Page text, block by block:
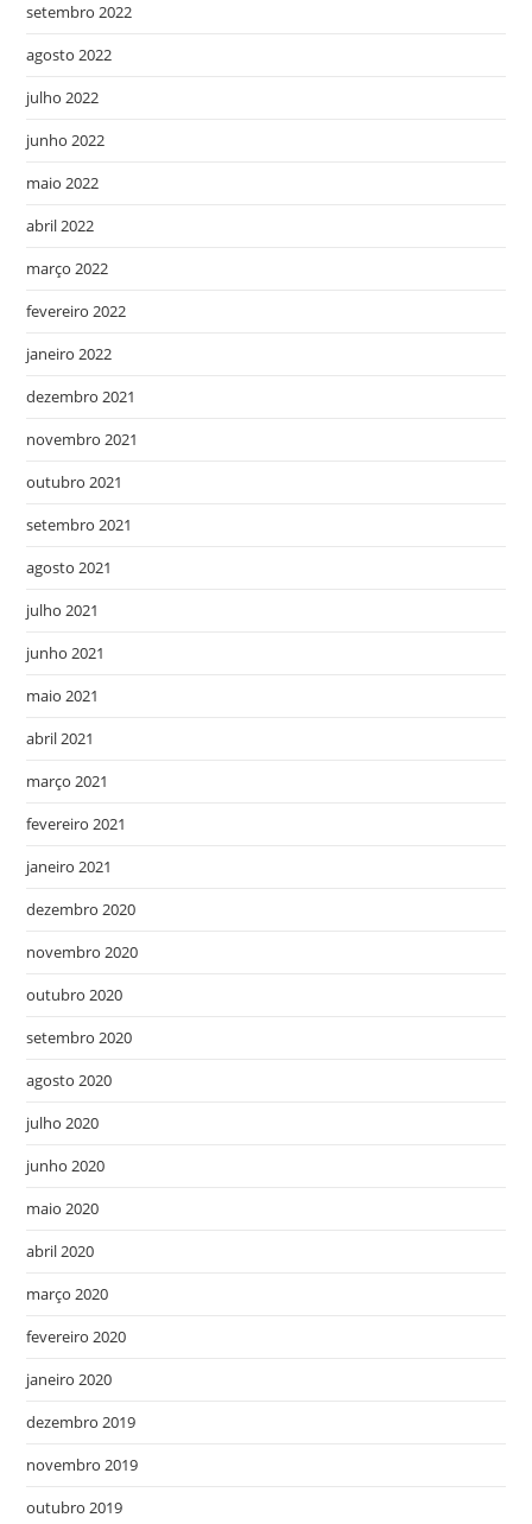
setembro 2022
agosto 2022
julho 2022
junho 2022
maio 2022
abril 2022
março 2022
fevereiro 2022
janeiro 2022
dezembro 2021
novembro 2021
outubro 2021
setembro 2021
agosto 2021
julho 2021
junho 2021
maio 2021
abril 2021
março 2021
fevereiro 2021
janeiro 2021
dezembro 2020
novembro 2020
outubro 2020
setembro 2020
agosto 2020
julho 2020
junho 2020
maio 2020
abril 2020
março 2020
fevereiro 2020
janeiro 2020
dezembro 2019
novembro 2019
outubro 2019